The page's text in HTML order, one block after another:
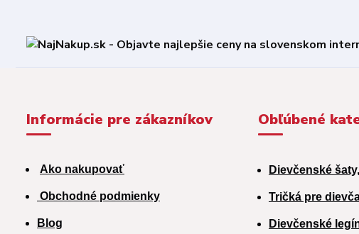
Informácie pre zákazníkov
Ako nakupovať
Obchodné podmienky
Blog
Obľúbené
Dievčenské
Tričká pre
Dievčenské